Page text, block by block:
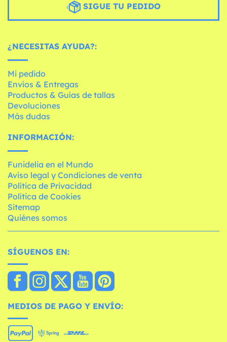
SIGUE TU PEDIDO
¿NECESITAS AYUDA?:
Mi pedido
Envíos & Entregas
Productos & Guías de tallas
Devoluciones
Más dudas
INFORMACIÓN:
Funidelia en el Mundo
Aviso legal y Condiciones de venta
Política de Privacidad
Política de Cookies
Sitemap
Quiénes somos
SÍGUENOS EN:
MEDIOS DE PAGO Y ENVÍO: